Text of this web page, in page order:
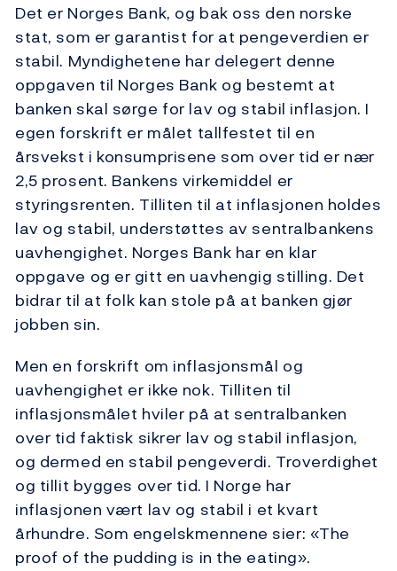
Det er Norges Bank, og bak oss den norske
stat, som er garantist for at pengeverdien er
stabil. Myndighetene har delegert denne
oppgaven til Norges Bank og bestemt at
banken skal sørge for lav og stabil inflasjon. I
egen forskrift er målet tallfestet til en
årsvekst i konsumprisene som over tid er nær
2,5 prosent. Bankens virkemiddel er
styringsrenten. Tilliten til at inflasjonen holdes
lav og stabil, understøttes av sentralbankens
uavhengighet. Norges Bank har en klar
oppgave og er gitt en uavhengig stilling. Det
bidrar til at folk kan stole på at banken gjør
jobben sin.
Men en forskrift om inflasjonsmål og
uavhengighet er ikke nok. Tilliten til
inflasjonsmålet hviler på at sentralbanken
over tid faktisk sikrer lav og stabil inflasjon,
og dermed en stabil pengeverdi. Troverdighet
og tillit bygges over tid. I Norge har
inflasjonen vært lav og stabil i et kvart
århundre. Som engelskmennene sier: «The
proof of the pudding is in the eating».